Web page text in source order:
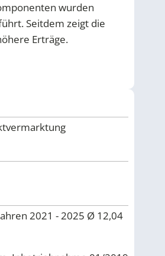
wurden
Seitdem zeigt die
Erträge.
2021 - 2025 Ø 12,04